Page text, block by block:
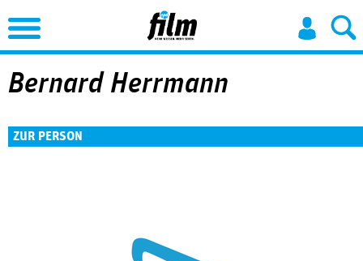
Jump to Navigation
Bernard Herrmann
ZUR PERSON